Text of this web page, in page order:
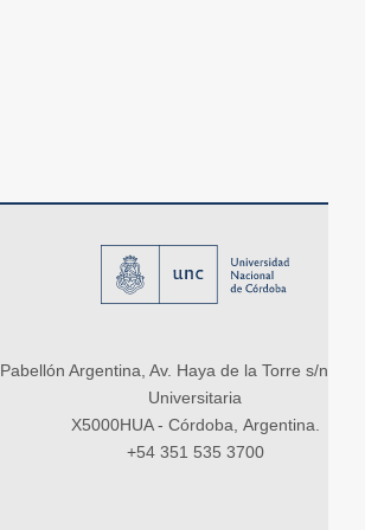
Pabellón Argentina, Av. Haya de la Torre s/n,
Universitaria
X5000HUA - Córdoba, Argentina.
+54 351 535 3700